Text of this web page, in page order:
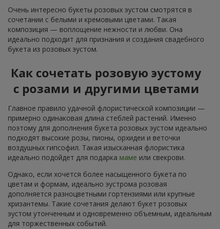
Очень интересно букеты розовых эустом смотрятся в
сочетании с белыми и кремовыми цветами. Такая
композиция — воплощение нежности и любви. Она
идеально подходит для признания и создания свадебного
букета из розовых эустом.
Как сочетать розовую эустому
с розами и другими цветами
Главное правило удачной флористической композиции —
примерно одинаковая длина стеблей растений. Именно
поэтому для дополнения букета розовых эустом идеально
подходят высокие розы, пионы, орхидеи и веточки
воздушных гипсофил. Такая изысканная флористика
идеально подойдет для подарка маме или свекрови.
Однако, если хочется более насыщенного букета по
цветам и формам, идеально эустрома розовая
дополняется разноцветными гортензиями или крупные
хризантемы. Такие сочетания делают букет розовых
эустом утонченным и одновременно объемным, идеальным
для торжественных событий.